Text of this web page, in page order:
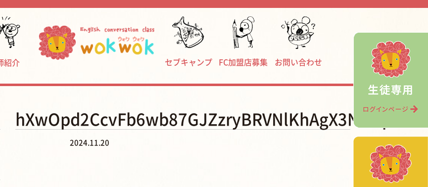
紹介 セブキャンプ FC加盟店募集 お問い合わせ
2024.11.20